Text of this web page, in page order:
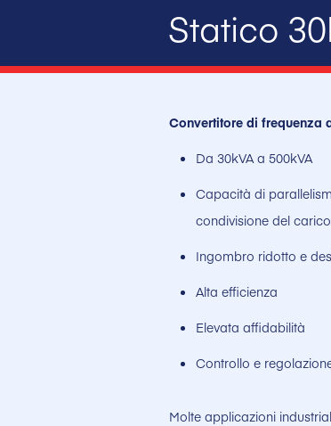
Statico
Convertitore di frequenza
Da 30kVA a 500kVA
Capacità di
condivisione del carico
Ingombro ridotto e
Alta efficienza
Elevata affidabilità
Controllo e
Molte applicazioni